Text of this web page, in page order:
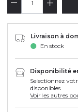
Livraison à
En stock
Disponibilité
Selectionnez
disponibles
Voir les autres